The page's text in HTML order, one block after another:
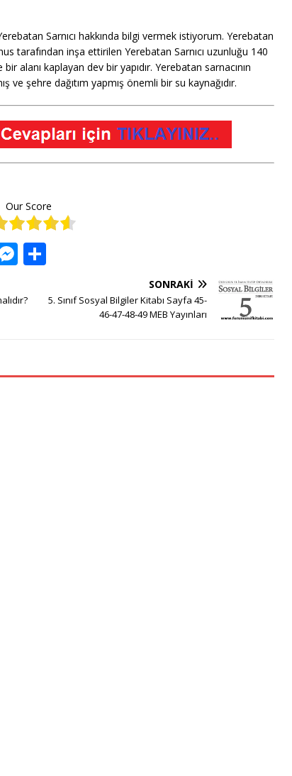
Sarnıcı hakkında bilgi vermek istiyorum. Yerebatan
tarafından inşa ettirilen Yerebatan Sarnıcı uzunluğu 140
alanı kaplayan dev bir yapıdır. Yerebatan sarnacının
ve şehre dağıtım yapmış önemli bir su kaynağıdır.
Our Score
M
ss
g
ar SONRAKI
5. Sınıf Sosyal Bilgiler Kitabı Sayfa 45-
46-47-48-49 MEB Yayınları